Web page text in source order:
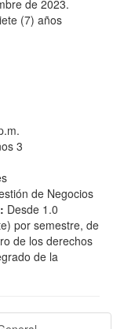
de 2023.
(7) años
3
de Negocios
Desde 1.0
por semestre, de
de los derechos
de la